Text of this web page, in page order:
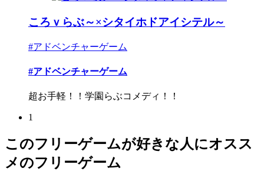
ころｖらぶ～×シタイホドアイシテル～
#アドベンチャーゲーム
#アドベンチャーゲーム
超お手軽！！学園らぶコメディ！！
1
このフリーゲームが好きな人にオスス
メのフリーゲーム